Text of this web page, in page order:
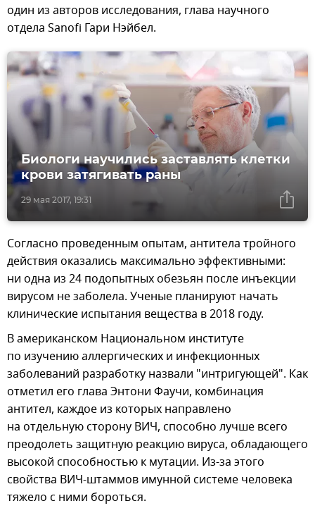
один из авторов исследования, глава научного
отдела Sanofi Гари Нэйбел.
29 мая 2017, 19:31
Биологи научились заставлять клетки
крови затягивать раны
Согласно проведенным опытам, антитела тройного
действия оказались максимально эффективными:
ни одна из 24 подопытных обезьян после инъекции
вирусом не заболела. Ученые планируют начать
клинические испытания вещества в 2018 году.
В американском Национальном институте
по изучению аллергических и инфекционных
заболеваний разработку назвали "интригующей". Как
отметил его глава Энтони Фаучи, комбинация
антител, каждое из которых направлено
на отдельную сторону ВИЧ, способно лучше всего
преодолеть защитную реакцию вируса, обладающего
высокой способностью к мутации. Из-за этого
свойства ВИЧ-штаммов имунной системе человека
тяжело с ними бороться.